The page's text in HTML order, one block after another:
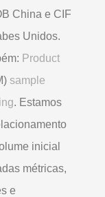
China e CIF
Unidos.
Product
sample
. Estamos
inicial
métricas,
e